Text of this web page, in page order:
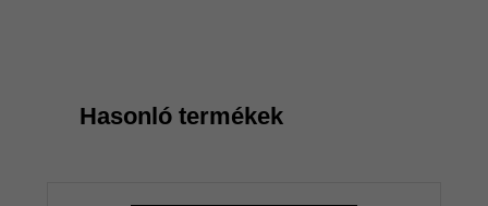
Hasonló termékek